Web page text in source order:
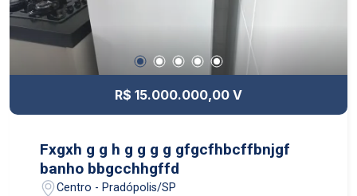
R$ 15.000.000,00 V
Fxgxh g g h g g g g gfgcfhbcffbnjgf
banho bbgcchhgffd
Centro - Pradópolis/SP